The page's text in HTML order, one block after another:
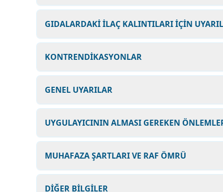
GIDALARDAKİ İLAÇ KALINTILARI İÇİN
KONTRENDİKASYONLAR
GENEL UYARILAR
UYGULAYICININ ALMASI GEREKEN
MUHAFAZA ŞARTLARI VE RAF ÖMRÜ
DİĞER BİLGİLER